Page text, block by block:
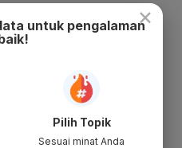
×
untuk pengalaman
Pilih Topik
Sesuai minat Anda